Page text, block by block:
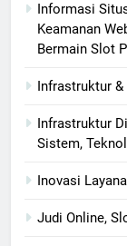
Informasi
Keamanan
Bermain Slot
Infrastruktur
Infrastruktur
Sistem,
Inovasi
Judi Online,